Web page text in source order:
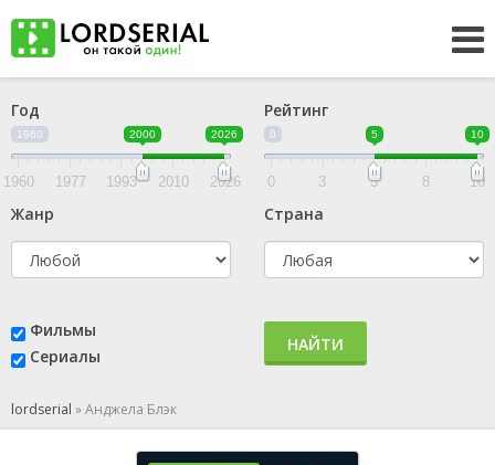
Год
1960 2000 2026
1960 1977 1993 2010 2026
Рейтинг
0 5 10
0 3 5 8 10
Жанр Страна
Фильмы
Сериалы
НАЙТИ
lordserial »Анджела Блэк